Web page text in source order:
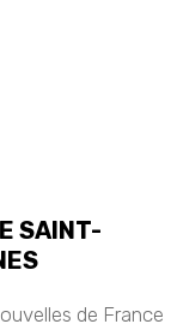
SAINT-
de France